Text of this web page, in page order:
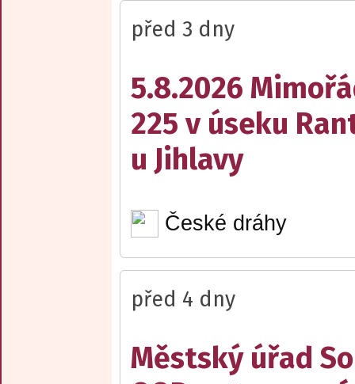
před 3 dny
5.8.2026
225 v úseku
u Jihlavy
České dráhy
před 4 dny
Městský úřad